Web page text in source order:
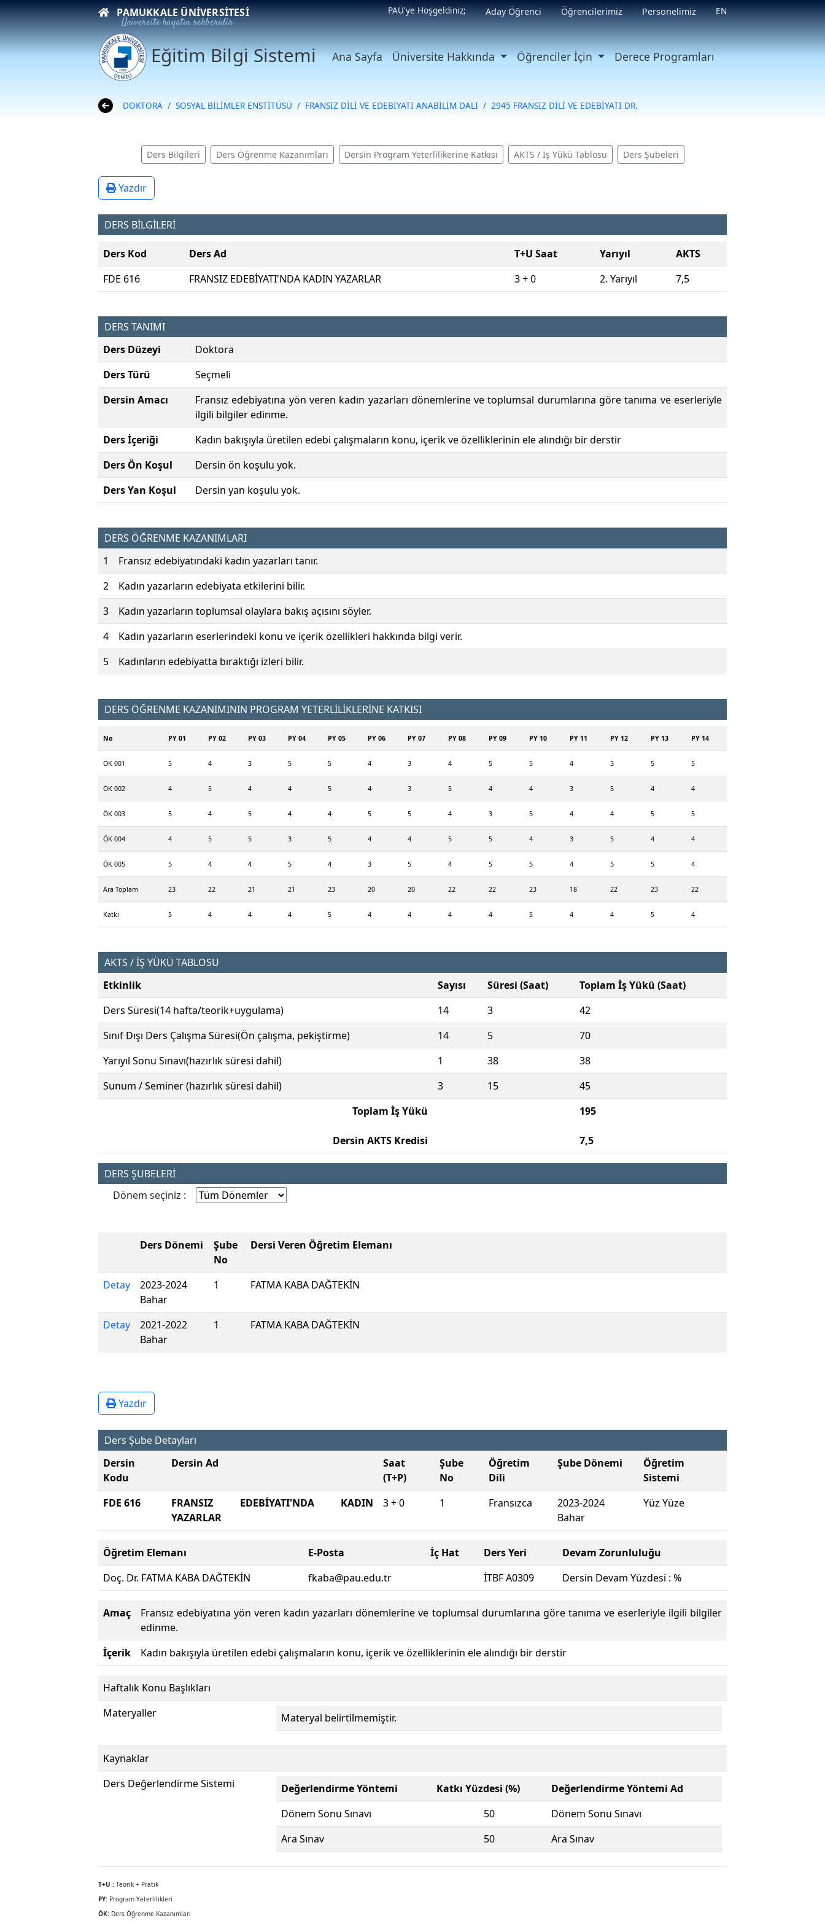
PAMUKKALE ÜNIVERSITESI
Üniversite hayatın rehberidir
PAÜ'ye Hoşgeldiniz; Aday Öğrenci Öğrencilerimiz Personelimiz EN
Eğitim Bilgi Sistemi Ana Sayfa Üniversite Hakkında Öğrenciler İçin Derece Programları
DOKTORA SOSYAL BİLİMLER ENSTİTÜSÜ FRANSIZ DİLİ VE EDEBİYATI ANABİLİM DALI 2945 FRANSIZ DİLİ VE EDEBİYATI DR.
Ders Bilgileri Ders Öğrenme Kazanımları Dersin Program Yeterlilikerine Katkısı AKTS / İş Yükü Tablosu Ders Şubeleri
Yazdır
DERS BİLGİLERİ
Ders Kod Ders Ad T+U Saat Yarıyıl
AKTS
FDE 616
FRANSIZ EDEBİYATI'NDA KADIN YAZARLAR 3 + 0 2. Yarıyıl 7,5
DERS TANIMI
Ders Düzeyi
Doktora
Ders Türü
Seçmeli
Dersin Amacı
Fransız edebiyatına yön veren kadın yazarları dönemlerine ve toplumsal durumlarına göre tanıma ve eserleriyle
ilgili bilgiler edinme.
Ders İçeriği
Kadın bakışıyla üretilen edebi çalışmaların konu, içerik ve özelliklerinin ele alındığı bir derstir
Ders Ön Koşul
Dersin ön koşulu yok.
Ders Yan Koşul
Dersin yan koşulu yok.
DERS ÖĞRENME KAZANIMLARI
1
Fransız edebiyatındaki kadın yazarları tanır.
2
Kadın yazarların edebiyata etkilerini bilir.
3
Kadın yazarların toplumsal olaylara bakış açısını söyler.
4
Kadın yazarların eserlerindeki konu ve içerik özellikleri hakkında bilgi verir.
5
Kadınların edebiyatta bıraktığı izleri bilir.
DERS ÖĞRENME KAZANIMININ PROGRAM YETERLİLİKLERİNE KATKISI
No PY 01 PY 02 PY 03 PY 04 PY 05 PY 06 PY 07 PY 08 PY 09 PY 10 PY 11 PY 12 PY 13 PY 14
ÖK 001 5 4 3 5 5 4 3 4 5 5 4 3 5 5
ÖK 002 4 5 4 4 5 4 3 5 4 4 3 5 4 4
ÖK 003 5 4 5 4 4 5 5 4 3 5 4 4 5 5
ÖK 004 4 5 5 3 5 4 4 5 5 4 3 5 4 4
ÖK 005 5 4 4 5 4 3 5 4 5 5 4 5 5 4
Ara Toplam 23 22 21 21 23 20 20 22 22 23 18 22 23 22
Katkı 5 4 4 4 5 4 4 4 4 5 4 4 5 4
AKTS / İŞ YÜKÜ TABLOSU
Etkinlik
Sayısı Süresi (Saat)
Toplam İş Yükü (Saat)
Ders Süresi(14 hafta/teorik+uygulama)
14 3
42
Sınıf Dışı Ders Çalışma Süresi(Ön çalışma, pekiştirme)
14 5
70
Yarıyıl Sonu Sınavı(hazırlık süresi dahil)
1 38
38
Sunum / Seminer (hazırlık süresi dahil)
3 15
45
Toplam İş Yükü
Dersin AKTS Kredisi
195
7,5
DERS ŞUBELERİ
Dönem seçiniz :
Ders Dönemi
Şube
No
Dersi Veren Öğretim Elemanı
Detay
2023-2024
Bahar
1 FATMA KABA DAĞTEKİN
Detay
2021-2022
Bahar
1 FATMA KABA DAĞTEKİN
Yazdır
Ders Şube Detayları
Dersin
Kodu
Dersin Ad
Saat
(T+P)
Şube
No
Öğretim
Dili
Şube Dönemi
Öğretim
Sistemi
FDE 616
FRANSIZ EDEBİYATI'NDA KADIN
YAZARLAR
3 + 0 1 Fransızca
2023-2024
Bahar
Yüz Yüze
Öğretim Elemanı E-Posta İç Hat Ders Yeri
Devam Zorunluluğu
Doç. Dr. FATMA KABA DAĞTEKİN
fkaba@pau.edu.tr İTBF A0309 Dersin Devam Yüzdesi : %
Amaç
Fransız edebiyatına yön veren kadın yazarları dönemlerine ve toplumsal durumlarına göre tanıma ve eserleriyle ilgili bilgiler
edinme.
İçerik
Kadın bakışıyla üretilen edebi çalışmaların konu, içerik ve özelliklerinin ele alındığı bir derstir
Haftalık Konu Başlıkları
Materyaller
Materyal belirtilmemiştir.
Kaynaklar
Ders Değerlendirme Sistemi
Değerlendirme Yöntemi Katkı Yüzdesi (%)
Değerlendirme Yöntemi Ad
Dönem Sonu Sınavı
50
Dönem Sonu Sınavı
Ara Sınav
50 Ara Sınav
T+U : Teorik + Pratik
PY: Program Yeterlilikleri
ÖK: Ders Öğrenme Kazanımları